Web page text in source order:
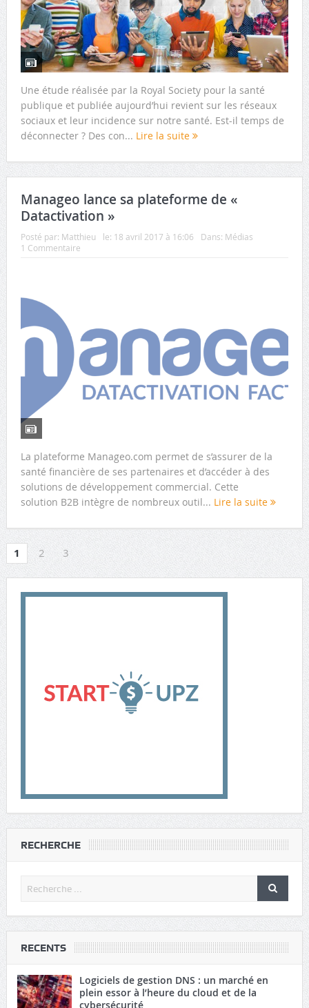
Une étude réalisée par la Royal Society pour la santé
publique et publiée aujourd’hui revient sur les réseaux
sociaux et leur incidence sur notre santé. Est-il temps de
déconnecter ? Des con... Lire la suite
Manageo lance sa plateforme de «
Datactivation »
Posté par: Matthieu le: 18 avril 2017 à 16:06 Dans: Médias
1 Commentaire
La plateforme Manageo.com permet de s’assurer de la
santé financière de ses partenaires et d’accéder à des
solutions de développement commercial. Cette
solution B2B intègre de nombreux outil... Lire la suite
1 2 3
RECHERCHE
RECENTS
Logiciels de gestion DNS : un marché en
plein essor à l’heure du cloud et de la
cybersécurité